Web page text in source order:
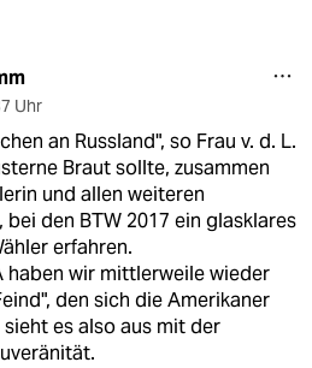
Uhr
an Russland", so Frau v. d. L.
Braut sollte, zusammen
und allen weiteren
bei den BTW 2017 ein glasklares
erfahren.
haben wir mittlerweile wieder
den sich die Amerikaner
es also aus mit der